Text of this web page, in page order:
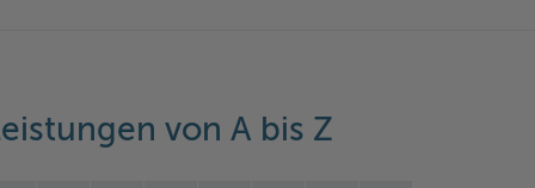
von A bis Z